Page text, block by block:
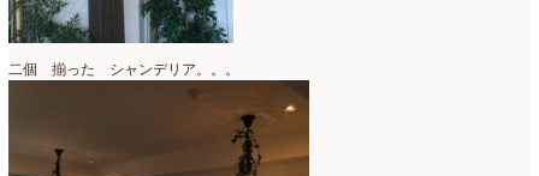
二個 揃った シャンデリア。。。